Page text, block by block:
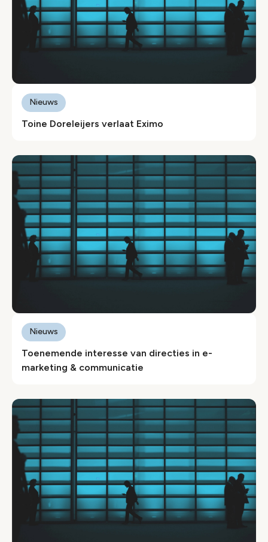
Toine Doreleijers verlaat Eximo
Nieuws
Toenemende interesse van directies in e-
marketing & communicatie
Nieuws